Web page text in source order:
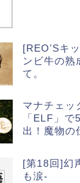
[REO’Sキ
ンビ牛の熟
て。
マナチェッ
「ELF」
出！魔物の
[第18回]幻
も涙-